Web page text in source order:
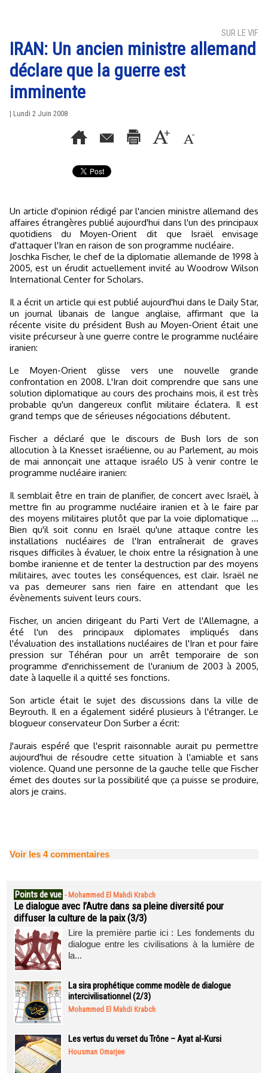
SUR LE VIF
IRAN: Un ancien ministre allemand
déclare que la guerre est
imminente
| Lundi 2 Juin 2008
Un article d'opinion rédigé par l'ancien ministre allemand des
affaires étrangères publié aujourd'hui dans l'un des principaux
quotidiens du Moyen-Orient dit que Israël envisage
d'attaquer l'Iran en raison de son programme nucléaire.
Joschka Fischer, le chef de la diplomatie allemande de 1998 à
2005, est un érudit actuellement invité au Woodrow Wilson
International Center for Scholars.
Il a écrit un article qui est publié aujourd'hui dans le Daily Star,
un journal libanais de langue anglaise, affirmant que la
récente visite du président Bush au Moyen-Orient était une
visite précurseur à une guerre contre le programme nucléaire
iranien:
Le Moyen-Orient glisse vers une nouvelle grande
confrontation en 2008. L'Iran doit comprendre que sans une
solution diplomatique au cours des prochains mois, il est très
probable qu'un dangereux conflit militaire éclatera. Il est
grand temps que de sérieuses négociations débutent.
Fischer a déclaré que le discours de Bush lors de son
allocution à la Knesset israélienne, ou au Parlement, au mois
de mai annonçait une attaque israélo US à venir contre le
programme nucléaire iranien:
Il semblait être en train de planifier, de concert avec Israël, à
mettre fin au programme nucléaire iranien et à le faire par
des moyens militaires plutôt que par la voie diplomatique ...
Bien qu'il soit connu en Israël qu'une attaque contre les
installations nucléaires de l'Iran entraînerait de graves
risques difficiles à évaluer, le choix entre la résignation à une
bombe iranienne et de tenter la destruction par des moyens
militaires, avec toutes les conséquences, est clair. Israël ne
va pas demeurer sans rien faire en attendant que les
évènements suivent leurs cours.
Fischer, un ancien dirigeant du Parti Vert de l'Allemagne, a
été l'un des principaux diplomates impliqués dans
l'évaluation des installations nucléaires de l'Iran et pour faire
pression sur Téhéran pour un arrêt temporaire de son
programme d'enrichissement de l'uranium de 2003 à 2005,
date à laquelle il a quitté ses fonctions.
Son article était le sujet des discussions dans la ville de
Beyrouth. Il en a également sidéré plusieurs à l'étranger. Le
blogueur conservateur Don Surber a écrit:
J'aurais espéré que l'esprit raisonnable aurait pu permettre
aujourd'hui de résoudre cette situation à l'amiable et sans
violence. Quand une personne de la gauche telle que Fischer
émet des doutes sur la possibilité que ça puisse se produire,
alors je crains.
Voir les 4commentaires
Points de vue - Mohammed El Mahdi Krabch
Le dialogue avec l’Autre dans sa pleine diversité pour
diffuser la culture de la paix (3/3)
Lire la première partie ici : Les fondements du
dialogue entre les civilisations à la lumière de
la...
La sira prophétique comme modèle de dialogue
intercivilisationnel (2/3)
Mohammed El Mahdi Krabch
Les vertus du verset du Trône – Ayat al-Kursi
Housman Omarjee